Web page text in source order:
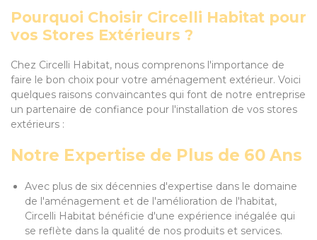
Pourquoi Choisir Circelli Habitat pour
vos Stores Extérieurs ?
Chez Circelli Habitat, nous comprenons l'importance de
faire le bon choix pour votre aménagement extérieur. Voici
quelques raisons convaincantes qui font de notre entreprise
un partenaire de confiance pour l'installation de vos stores
extérieurs :
Notre Expertise de Plus de 60 Ans
Avec plus de six décennies d'expertise dans le domaine
de l'aménagement et de l'amélioration de l'habitat,
Circelli Habitat bénéficie d'une expérience inégalée qui
se reflète dans la qualité de nos produits et services.